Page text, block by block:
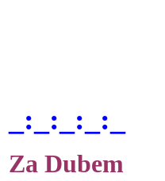
_:_:_:_:_
Za Dubem